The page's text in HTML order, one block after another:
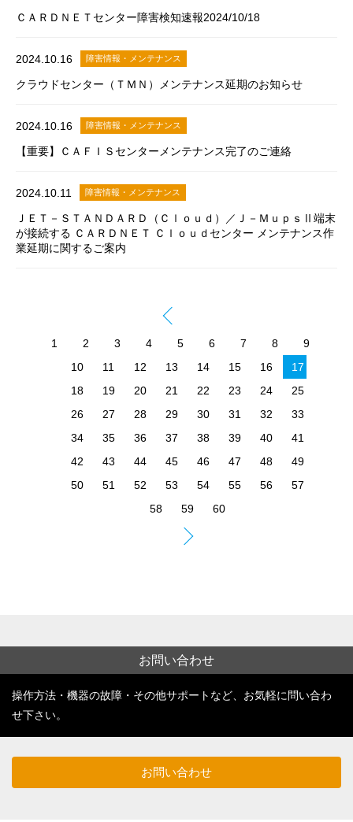
ＣＡＲＤＮＥＴセンター障害検知速報2024/10/18
2024.10.16 障害情報・メンテナンス
クラウドセンター（ＴＭＮ）メンテナンス延期のお知らせ
2024.10.16 障害情報・メンテナンス
【重要】ＣＡＦＩＳセンターメンテナンス完了のご連絡
2024.10.11 障害情報・メンテナンス
ＪＥＴ－ＳＴＡＮＤＡＲＤ（Ｃｌｏｕｄ）／Ｊ－ＭｕｐｓⅡ端末
が接続する ＣＡＲＤＮＥＴ Ｃｌｏｕｄセンター メンテナンス作
業延期に関するご案内
お問い合わせ
操作方法・機器の故障・その他サポートなど、お気軽に問い合わ
せ下さい。
お問い合わせ